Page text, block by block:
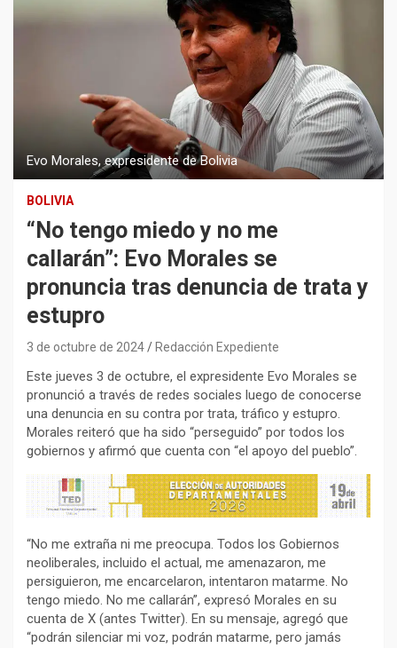
Evo Morales, expresidente de Bolivia
BOLIVIA
“No tengo miedo y no me
callarán”: Evo Morales se
pronuncia tras denuncia de trata y
estupro
3 de octubre de 2024 Redacción Expediente
Este jueves 3 de octubre, el expresidente Evo Morales se
pronunció a través de redes sociales luego de conocerse
una denuncia en su contra por trata, tráfico y estupro.
Morales reiteró que ha sido “perseguido” por todos los
gobiernos y afirmó que cuenta con “el apoyo del pueblo”.
“No me extraña ni me preocupa. Todos los Gobiernos
neoliberales, incluido el actual, me amenazaron, me
persiguieron, me encarcelaron, intentaron matarme. No
tengo miedo. No me callarán”, expresó Morales en su
cuenta de X (antes Twitter). En su mensaje, agregó que
“podrán silenciar mi voz, podrán matarme, pero jamás